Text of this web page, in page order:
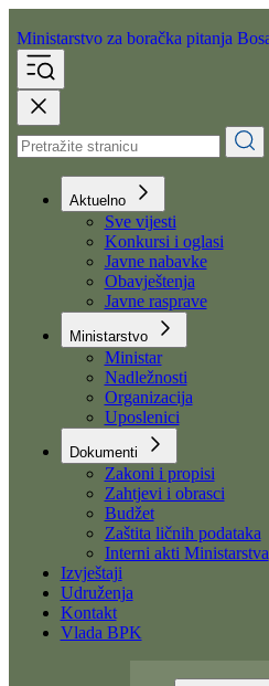
Ministarstvo za boračka pitanja
Aktuelno
Sve vijesti
Konkursi i oglasi
Javne nabavke
Obavještenja
Javne rasprave
Ministarstvo
Ministar
Nadležnosti
Organizacija
Uposlenici
Dokumenti
Zakoni i propisi
Zahtjevi i obrasci
Budžet
Zaštita ličnih podataka
Interni akti Ministarstva
Izvještaji